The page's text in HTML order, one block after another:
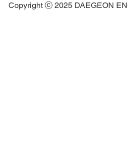
Copyright ⓒ 2025 DAEGEON